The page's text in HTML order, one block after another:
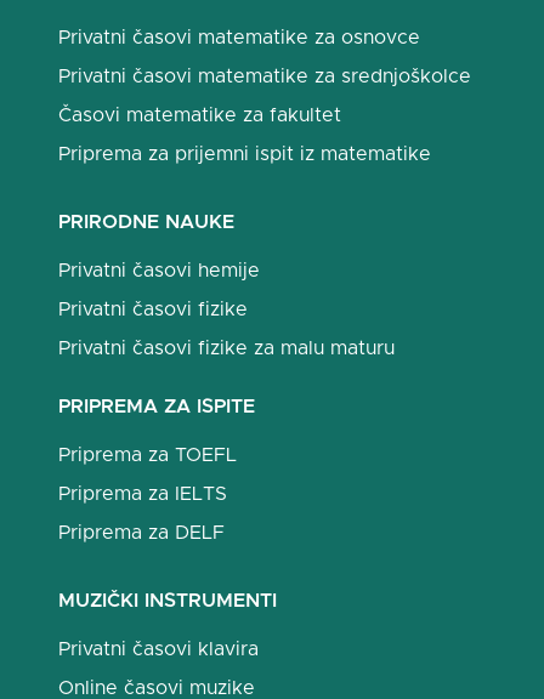
Privatni časovi matematike za osnovce
Privatni časovi matematike za srednjoškolce
Časovi matematike za fakultet
Priprema za prijemni ispit iz matematike
PRIRODNE NAUKE
Privatni časovi hemije
Privatni časovi fizike
Privatni časovi fizike za malu maturu
PRIPREMA ZA ISPITE
Priprema za TOEFL
Priprema za IELTS
Priprema za DELF
MUZIČKI INSTRUMENTI
Privatni časovi klavira
Online časovi muzike